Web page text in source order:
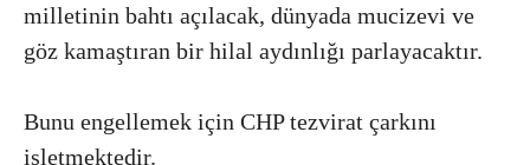
milletinin bahtı açılacak, dünyada mucizevi ve
göz kamaştıran bir hilal aydınlığı parlayacaktır.
Bunu engellemek için CHP tezvirat çarkını
işletmektedir.